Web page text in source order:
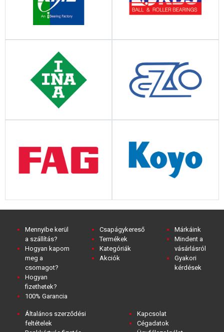
Mennyibe kerül
a szállítás?
Hogyan kapom
meg a
csomagot?
Hogyan
fizethetek?
100% Garancia
Csapágykereső
Termékek
Kategóriák
Akciók
Márkáink
Mindent a
vásárlásról
Gyakori
kérdések
Általános szerződési
feltételek
Kapcsolat
Cégadatok